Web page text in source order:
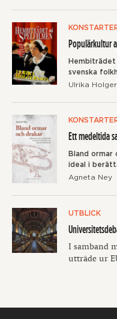
Populärkultur
svenska
Ulrika
Ett medeltida
Bland ormar
ideal i
Agneta Ney
UTBLICK
I samband
utträde ur